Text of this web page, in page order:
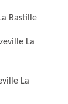
Bastille
La
La